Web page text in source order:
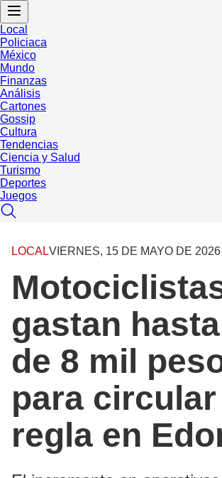
Local
Policiaca
México
Mundo
Finanzas
Análisis
Cartones
Gossip
Cultura
Tendencias
Ciencia y Salud
Turismo
Deportes
Juegos
LOCALVIERNES, 15 DE MAYO DE 2026
gastan
de 8 mil
para circular
regla en